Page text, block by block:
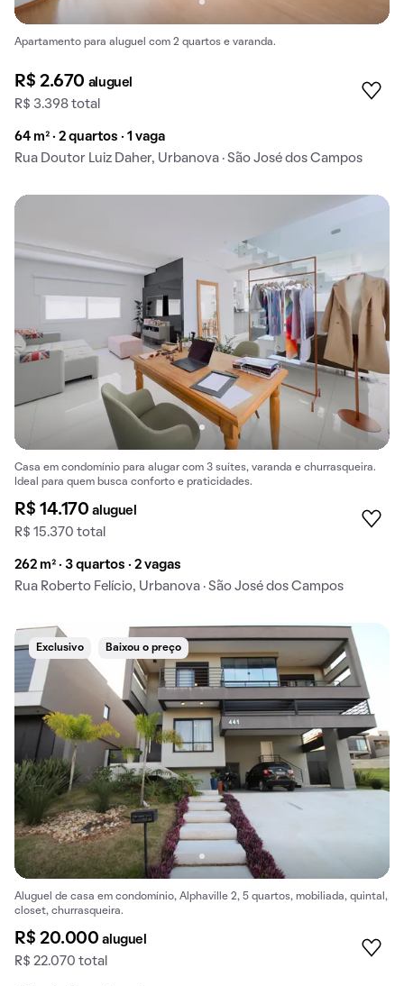
Apartamento para aluguel com 2 quartos e varanda.
R$ 2.670 aluguel
R$ 3.398 total
64 m² · 2 quartos · 1 vaga
Rua Doutor Luiz Daher, Urbanova · São José dos Campos
Casa em condomínio para alugar com 3 suítes, varanda e churrasqueira.
Ideal para quem busca conforto e praticidades.
R$ 14.170aluguel
R$ 15.370 total
262 m² · 3 quartos · 2 vagas
Rua Roberto Felício, Urbanova · São José dos Campos
Exclusivo Baixou o preço
Aluguel de casa em condomínio, Alphaville 2, 5 quartos, mobiliada, quintal,
closet, churrasqueira.
R$ 20.000aluguel
R$ 22.070 total